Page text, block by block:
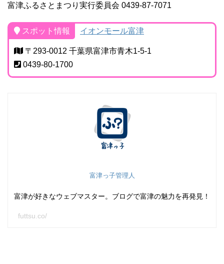
富津ふるさとまつり実行委員会 0439-87-7071
スポット情報 イオンモール富津
〒293-0012 千葉県富津市青木1-5-1
0439-80-1700
富津っ子管理人
富津が好きなウェブマスター。ブログで富津の魅力を再発見！
futtsu.co/